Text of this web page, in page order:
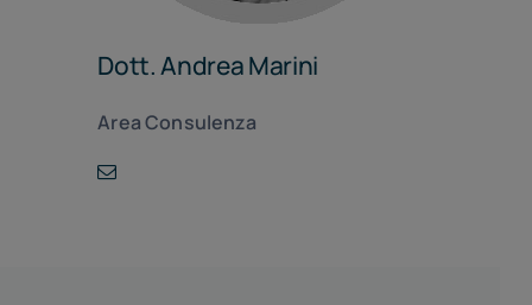
Dott. Andrea Marini
Area Consulenza